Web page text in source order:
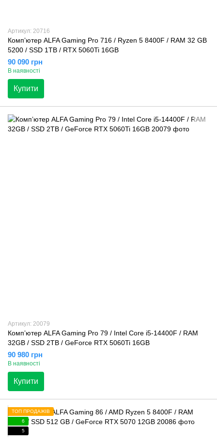
Артикул: 20716
Компʼютер ALFA Gaming Pro 716 / Ryzen 5 8400F / RAM 32 GB
5200 / SSD 1TB / RTX 5060Ti 16GB
90 090 грн
В наявності
Купити
Артикул: 20079
Компʼютер ALFA Gaming Pro 79 / Intel Core i5-14400F / RAM
32GB / SSD 2TB / GeForce RTX 5060Ti 16GB
90 980 грн
В наявності
Купити
ТОП ПРОДАЖІВ
6
5